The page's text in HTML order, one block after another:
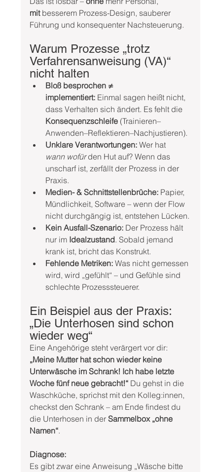
mit besserem Prozess-Design, sauberer
Führung und konsequenter Nachsteuerung.
Warum Prozesse „trotz
Verfahrensanweisung (VA)“
nicht halten
Bloß besprochen ≠
implementiert: Einmal sagen heißt nicht,
dass Verhalten sich ändert. Es fehlt die
Konsequenzschleife (Trainieren–
Anwenden–Reflektieren–Nachjustieren).
Unklare Verantwortungen: Wer hat
wann wofür den Hut auf? Wenn das
unscharf ist, zerfällt der Prozess in der
Praxis.
Medien- & Schnittstellenbrüche: Papier,
Mündlichkeit, Software – wenn der Flow
nicht durchgängig ist, entstehen Lücken.
Kein Ausfall-Szenario: Der Prozess hält
nur im Idealzustand. Sobald jemand
krank ist, bricht das Konstrukt.
Fehlende Metriken: Was nicht gemessen
wird, wird „gefühlt“ – und Gefühle sind
schlechte Prozesssteuerer.
Ein Beispiel aus der Praxis:
„Die Unterhosen sind schon
wieder weg“
Eine Angehörige steht verärgert vor dir:
„Meine Mutter hat schon wieder keine
Unterwäsche im Schrank! Ich habe letzte
Woche fünf neue gebracht!“ Du gehst in die
Waschküche, sprichst mit den Kolleg:innen,
checkst den Schrank – am Ende findest du
die Unterhosen in der Sammelbox „ohne
Namen“.
Diagnose:
Es gibt zwar eine Anweisung „Wäsche bitte